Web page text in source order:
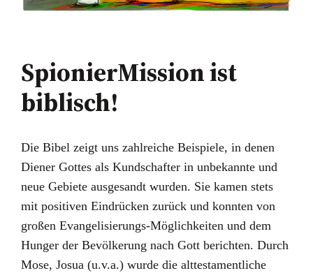
SpionierMission ist
biblisch!
Die Bibel zeigt uns zahlreiche Beispiele, in denen
Diener Gottes als Kundschafter in unbekannte und
neue Gebiete ausgesandt wurden. Sie kamen stets
mit positiven Eindrücken zurück und konnten von
großen Evangelisierungs-Möglichkeiten und dem
Hunger der Bevölkerung nach Gott berichten. Durch
Mose, Josua (u.v.a.) wurde die alttestamentliche